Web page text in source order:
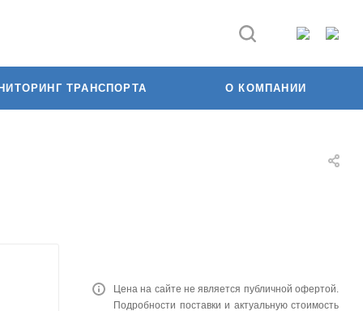
ТРАНСПОРТА О КОМПАНИИ
Цена на сайте не является публичной офертой.
Подробности поставки и актуальную стоимость